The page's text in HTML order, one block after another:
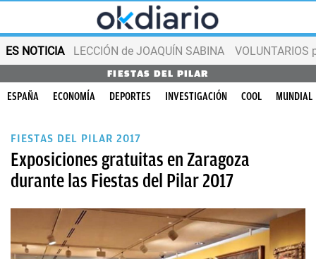
ES NOTICIA LECCIÓN de JOAQUÍN SABINA VOLUNTARIOS
FIESTAS DEL PILAR
ESPAÑA ECONOMÍA DEPORTES INVESTIGACIÓN COOL MUNDIAL
FIESTAS DEL PILAR 2017
Exposiciones gratuitas en Zaragoza
durante las Fiestas del Pilar 2017